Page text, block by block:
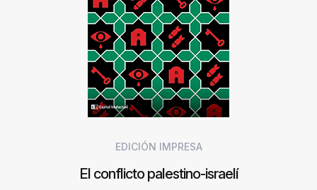
EDICIÓN IMPRESA
El conflicto palestino-israelí